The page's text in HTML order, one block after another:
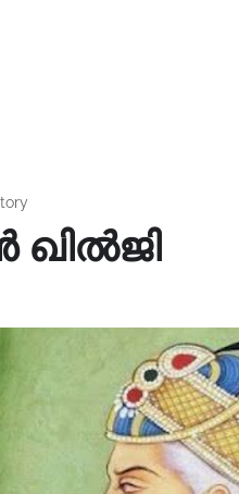
ഖിൽജി